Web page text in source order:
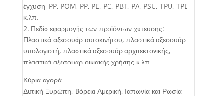
έγχυση: PP, POM, PP, PE, PC, PBT, PA, PSU, TPU, TPE
κ.λπ.
2. Πεδίο εφαρμογής των προϊόντων χύτευσης:
Πλαστικά αξεσουάρ αυτοκινήτου, πλαστικά αξεσουάρ
υπολογιστή, πλαστικά αξεσουάρ αρχιτεκτονικής,
πλαστικά αξεσουάρ οικιακής χρήσης κ.λπ.
Κύρια αγορά
Δυτική Ευρώπη, Βόρεια Αμερική, Ιαπωνία και Ρωσία